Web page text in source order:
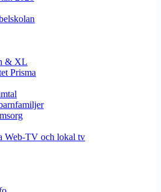
& XL
Prisma
Web-TV och lokal tv